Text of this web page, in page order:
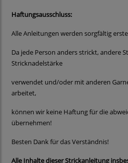
Haftungsausschluss:
Alle Anleitungen werden sorgfältig
Da jede Person anders strickt, andere
Stricknadelstärke
verwendet und/oder mit anderen
arbeitet,
können wir keine Haftung für die
übernehmen!
Besten Dank für das Verständnis!
Alle Inhalte dieser Strickanleitung